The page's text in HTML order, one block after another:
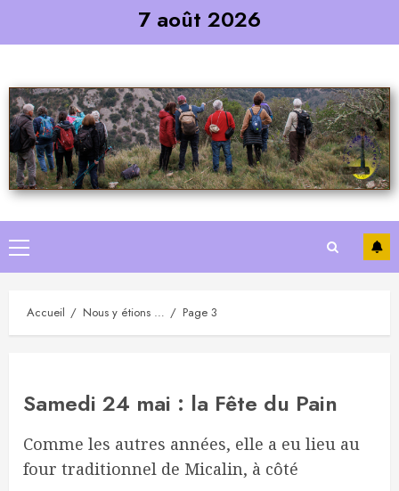
7 août 2026
Primary
Menu
Accueil Nous y étions … Page 3
Samedi 24 mai : la Fête du Pain
Comme les autres années, elle a eu lieu au
four traditionnel de Micalin, à côté